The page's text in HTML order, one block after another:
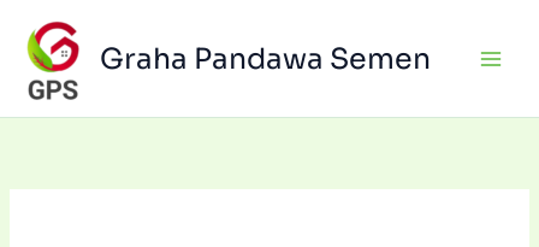
content
Graha Pandawa Semen